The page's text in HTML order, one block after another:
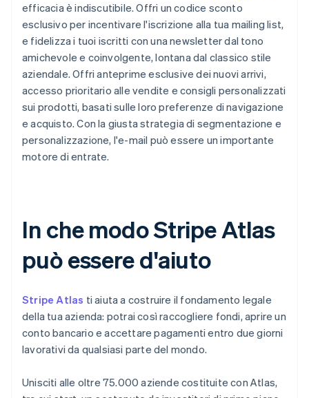
efficacia è indiscutibile. Offri un codice sconto
esclusivo per incentivare l'iscrizione alla tua mailing list,
e fidelizza i tuoi iscritti con una newsletter dal tono
amichevole e coinvolgente, lontana dal classico stile
aziendale. Offri anteprime esclusive dei nuovi arrivi,
accesso prioritario alle vendite e consigli personalizzati
sui prodotti, basati sulle loro preferenze di navigazione
e acquisto. Con la giusta strategia di segmentazione e
personalizzazione, l'e-mail può essere un importante
motore di entrate.
In che modo Stripe Atlas
può essere d'aiuto
Stripe Atlas ti aiuta a costruire il fondamento legale
della tua azienda: potrai così raccogliere fondi, aprire un
conto bancario e accettare pagamenti entro due giorni
lavorativi da qualsiasi parte del mondo.
Unisciti alle oltre 75.000 aziende costituite con Atlas,